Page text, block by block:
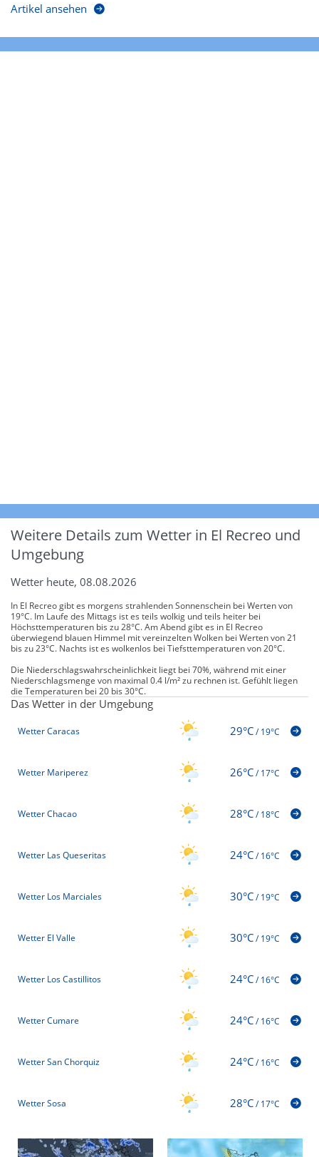
Artikel ansehen
Weitere Details zum Wetter in El Recreo und
Umgebung
Wetter heute, 08.08.2026
In El Recreo gibt es morgens strahlenden Sonnenschein bei Werten von
19°C. Im Laufe des Mittags ist es teils wolkig und teils heiter bei
Höchsttemperaturen bis zu 28°C. Am Abend gibt es in El Recreo
überwiegend blauen Himmel mit vereinzelten Wolken bei Werten von 21
bis zu 23°C. Nachts ist es wolkenlos bei Tiefsttemperaturen von 20°C.
Die Niederschlagswahrscheinlichkeit liegt bei 70%, während mit einer
Niederschlagsmenge von maximal 0.4 l/m² zu rechnen ist. Gefühlt liegen
die Temperaturen bei 20 bis 30°C.
Das Wetter in der Umgebung
Wetter Caracas 29°C/19°C
Wetter Mariperez 26°C/17°C
Wetter Chacao 28°C/18°C
Wetter Las Queseritas 24°C/16°C
Wetter Los Marciales 30°C/19°C
Wetter El Valle 30°C/19°C
Wetter Los Castillitos 24°C/16°C
Wetter Cumare 24°C/16°C
Wetter San Chorquiz 24°C/16°C
Wetter Sosa 28°C/17°C